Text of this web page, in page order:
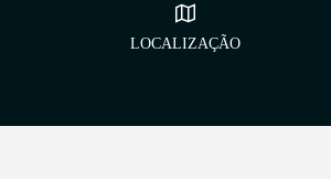
LOCALIZAÇÃO